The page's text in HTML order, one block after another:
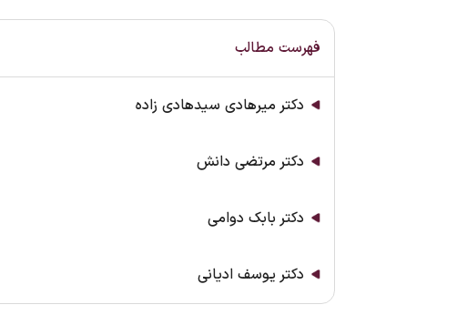
فهرست مطالب
دکتر میرهادی سید‌هادی زاده
دکتر مرتضی دانش
دکتر بابک دوامی
دکتر یوسف ادیانی